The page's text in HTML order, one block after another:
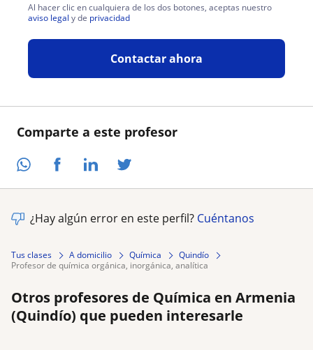
Comparte a este profesor
Al hacer clic en cualquiera de los dos botones, aceptas nuestro
aviso legal y de privacidad
Contactar ahora
¿Hay algún error en este perfil? Cuéntanos
Tus clases A domicilio Química
Quindío
profesor de química orgánica, inorgánica, analítica
Otros profesores de Química en Armenia
(Quindío) que pueden interesarle